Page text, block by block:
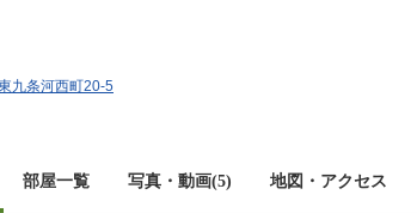
九条河西町20-5
部屋一覧 写真・動画(5) 地図・アクセス